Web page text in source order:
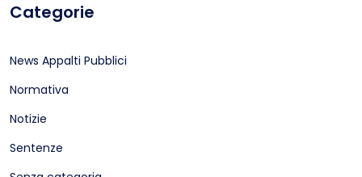
Categorie
News Appalti Pubblici
Normativa
Notizie
Sentenze